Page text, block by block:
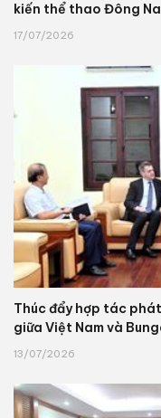
kiến thể thao Đông
17/07/2026
Thúc đẩy hợp tác
giữa Việt Nam và
13/07/2026